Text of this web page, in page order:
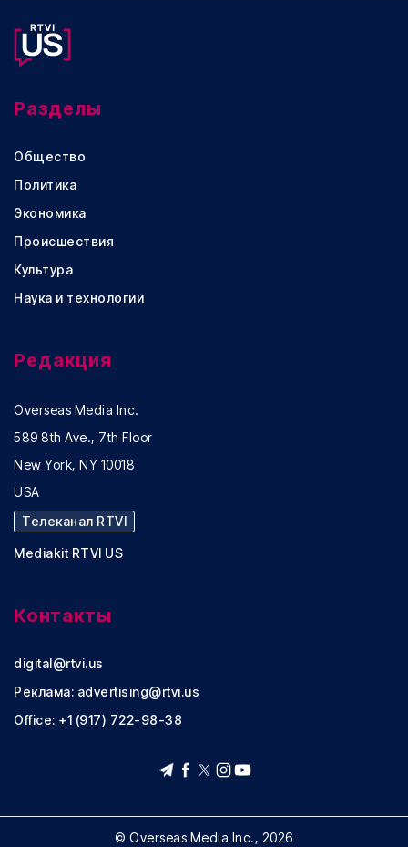
Разделы
Общество
Политика
Экономика
Происшествия
Культура
Наука и технологии
Редакция
Overseas Media Inc.
589 8th Ave., 7th Floor
New York, NY 10018
USA
Телеканал RTVI
Mediakit RTVI US
Контакты
digital@rtvi.us
Реклама: advertising@rtvi.us
Office: +1 (917) 722-98-38
© Overseas Media Inc., 2026